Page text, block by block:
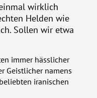
wirklich
Helden wie
Sollen wir etwa
immer hässlicher
Geistlicher namens
iranischen